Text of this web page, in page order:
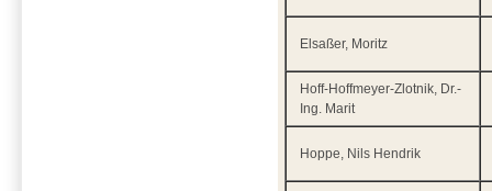
Elsaßer, Moritz
Hoff-Hoffmeyer-Zlotnik, Dr.-
Ing. Marit
Hoppe, Nils Hendrik